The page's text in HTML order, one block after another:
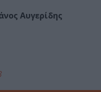
Αυγερίδης